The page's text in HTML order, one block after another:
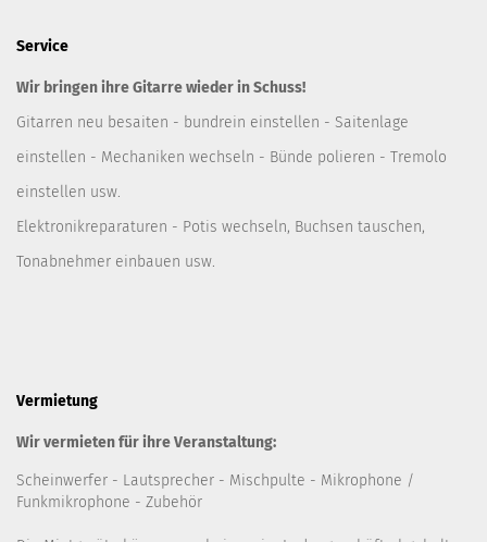
Service
Wir bringen ihre Gitarre wieder in Schuss!
Gitarren neu besaiten - bundrein einstellen - Saitenlage
einstellen - Mechaniken wechseln - Bünde polieren - Tremolo
einstellen usw.
Elektronikreparaturen - Potis wechseln, Buchsen tauschen,
Tonabnehmer einbauen usw.
Vermietung
Wir vermieten für ihre Veranstaltung:
Scheinwerfer - Lautsprecher - Mischpulte - Mikrophone /
Funkmikrophone - Zubehör